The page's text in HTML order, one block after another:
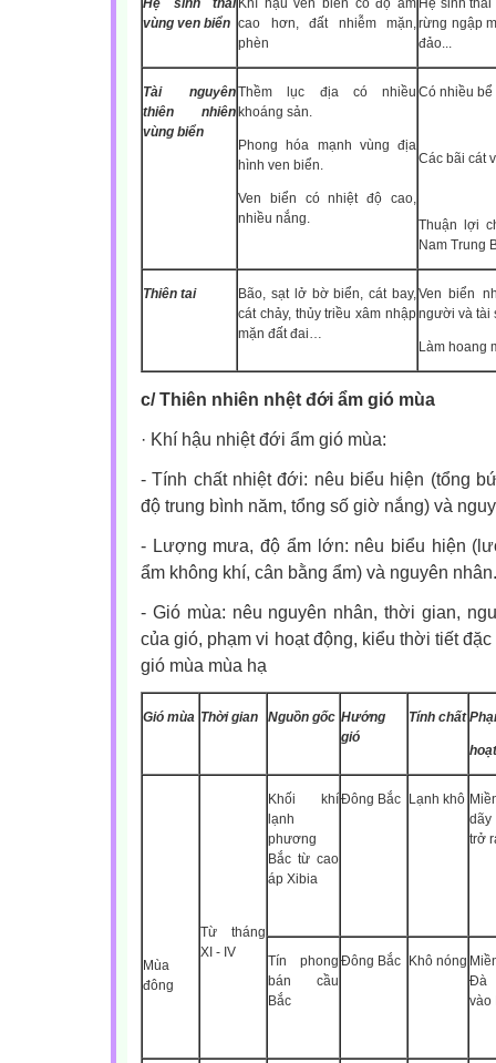
Hệ sinh thái
vùng ven biển
Khí hậu ven biển có độ ẩm
cao hơn, đất nhiễm mặn,
phèn
Hệ sinh
rừng ngập
đảo...
Tài nguyên
thiên nhiên
vùng biển
Thềm lục địa có nhiều
khoáng sản.
Phong hóa mạnh vùng địa
hình ven biển.
Ven biển có nhiệt độ cao,
nhiều nắng.
Có nhiều bể
Các bãi cát
Thuận lợi
Nam Trung
Thiên tai
Bão, sạt lở bờ biển, cát bay,
cát chảy, thủy triều xâm nhập
mặn đất đai…
Ven biển
người và tài
Làm hoang
c/ Thiên nhiên nhệt đới ẩm gió mùa
· Khí hậu nhiệt đới ẩm gió mùa:
- Tính chất nhiệt đới: nêu biểu hiện (tổng
độ trung bình năm, tổng số giờ nắng) và
- Lượng mưa, độ ẩm lớn: nêu biểu hiện
ẩm không khí, cân bằng ẩm) và nguyên nhân.
- Gió mùa: nêu nguyên nhân, thời gian,
của gió, phạm vi hoạt động, kiểu thời tiết
gió mùa mùa hạ
Gió mùa Thời gian Nguồn gốc Hướng
gió
Tính chất
Mùa
đông
Từ tháng
XI - IV
Khối khí
lạnh
phương
Bắc từ cao
áp Xibia
Đông Bắc Lạnh khô
trở
Tín phong
bán cầu
Bắc
Đông Bắc Khô nóng
Đà
vào